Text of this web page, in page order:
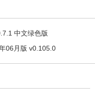
中文绿色版
06月版 v0.105.0